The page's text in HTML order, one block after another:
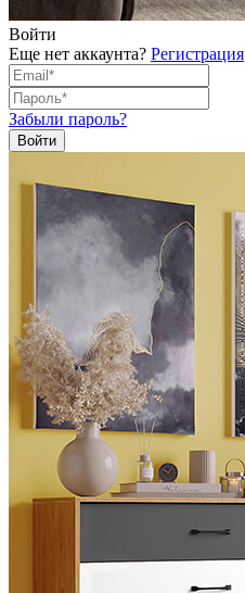
Войти
Еще нет аккаунта? Регистрация
Забыли пароль?